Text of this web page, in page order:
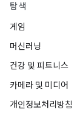
탐색
게임
머신러닝
건강 및 피트니스
카메라 및 미디어
개인정보처리방침